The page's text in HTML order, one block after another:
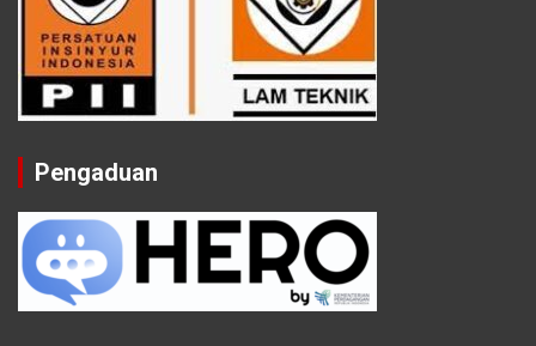
Pengaduan